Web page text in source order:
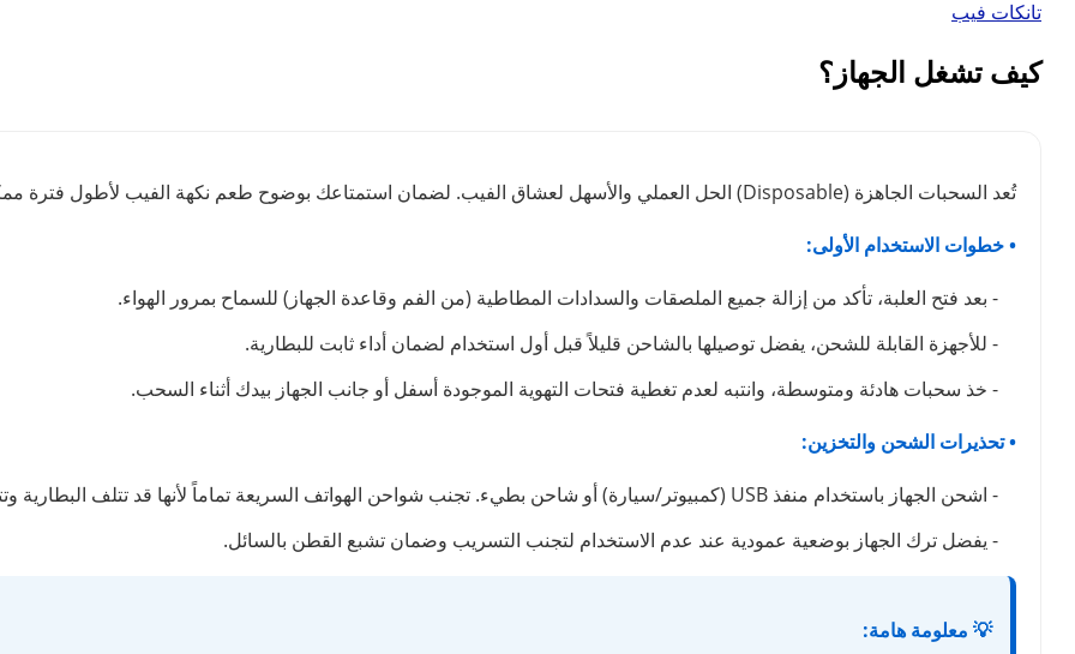
تانكات فيب
كيف تشغل الجهاز؟
تُعد السحبات الجاهزة (Disposable) الحل العملي والأسهل لعشاق الفيب. لضمان استمتاعك بوضوح طعم نكهة الفيب لأطول فترة ممكنة والحفاظ على كفاءة الجهاز، ننصحك باتباع الدليل التالي:
• خطوات الاستخدام الأولى:
- بعد فتح العلبة، تأكد من إزالة جميع الملصقات والسدادات المطاطية (من الفم وقاعدة الجهاز) للسماح بمرور الهواء.
- للأجهزة القابلة للشحن، يفضل توصيلها بالشاحن قليلاً قبل أول استخدام لضمان أداء ثابت للبطارية.
- خذ سحبات هادئة ومتوسطة، وانتبه لعدم تغطية فتحات التهوية الموجودة أسفل أو جانب الجهاز بيدك أثناء السحب.
• تحذيرات الشحن والتخزين:
- اشحن الجهاز باستخدام منفذ USB (كمبيوتر/سيارة) أو شاحن بطيء. تجنب شواحن الهواتف السريعة تماماً لأنها قد تتلف البطارية وتتسبب في حرق نكهة الجهاز.
- يفضل ترك الجهاز بوضعية عمودية عند عدم الاستخدام لتجنب التسريب وضمان تشبع القطن بالسائل.
💡 معلومة هامة: